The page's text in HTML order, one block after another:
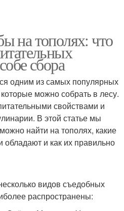
на тополях: что
сбора
одним из самых популярных
можно собрать в лесу.
свойствами и
В этой статье мы
найти на тополях, какие
обладают и как их правильно
видов съедобных
распространены: